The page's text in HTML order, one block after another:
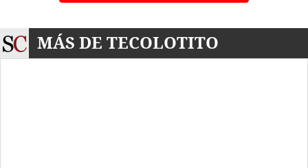
MÁS DE TECOLOTITO